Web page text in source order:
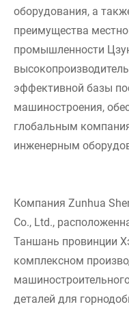
оборудования, а
преимущества
промышленности
эффективной базы
машиностроения,
глобальным
инженерным
Компания Zunhua
Co., Ltd.,
Таншань провинции
комплексном
деталей для